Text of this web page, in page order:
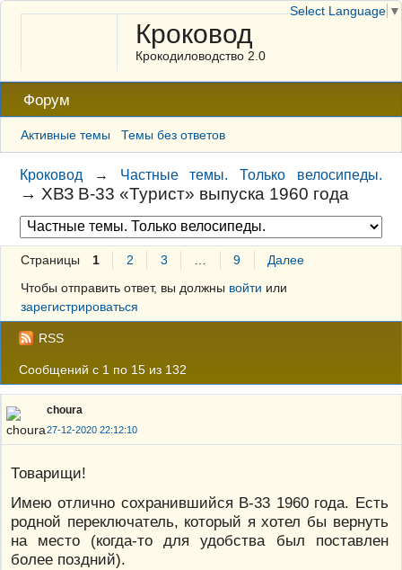
Кроковод
Крокодиловодство 2.0
Форум
Активные темы Темы без ответов
Кроковод → Частные темы. Только велосипеды.
→ ХВЗ В-33 «Турист» выпуска 1960 года
Страницы 1 2 3 9
Далее
Чтобы отправить ответ, вы должны войти или
зарегистрироваться
RSS
Сообщений с 1 по 15 из 132
choura
27-12-2020 22:12:10
Товарищи!
Имею отлично сохранившийся В-33 1960 года. Есть
родной переключатель, который я хотел бы вернуть
на место (когда-то для удобства был поставлен
более поздний).
Select Language ▼